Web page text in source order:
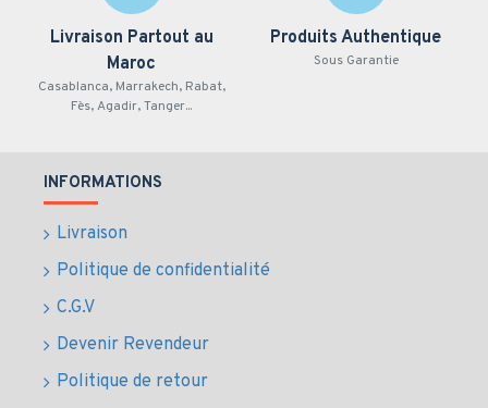
Livraison Partout au
Maroc
Casablanca, Marrakech, Rabat,
Fès, Agadir, Tanger...
Produits Authentique
Sous Garantie
INFORMATIONS
Livraison
Politique de confidentialité
C.G.V
Devenir Revendeur
Politique de retour